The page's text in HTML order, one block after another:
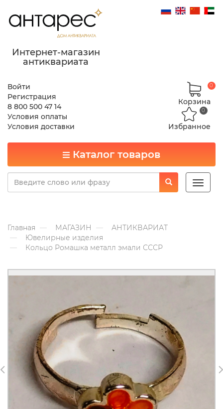
Интернет-магазин
антиквариата
Войти
Регистрация
8 800 500 47 14
Условия оплаты
Условия доставки
Корзина
0
Избранное
0
Каталог товаров
Toggle
Главная МАГАЗИН
АНТИКВАРИАТ
Ювелирные изделия
Кольцо Ромашка металл эмали СССР